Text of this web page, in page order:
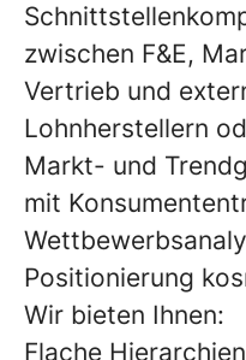
zwischen F&E,
Vertrieb und
Lohnherstellern
Markt- und
mit
Positionierung
Wir bieten Ihnen:
Flache